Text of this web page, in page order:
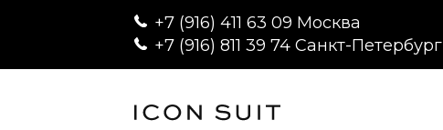
+7 (916) 411 63 09 Москва
+7 (916) 811 39 74 Санкт-Петербург